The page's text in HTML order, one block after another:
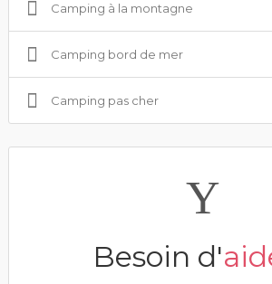
Camping à la montagne
Camping bord de mer
Camping pas cher
Besoin d'